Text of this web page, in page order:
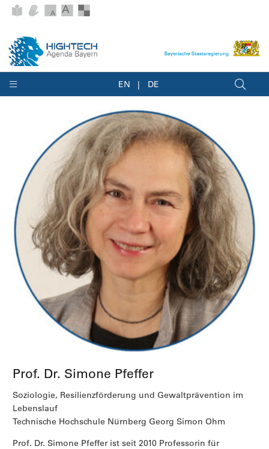
EN DE
Prof. Dr. Simone Pfeffer
Soziologie, Resilienzförderung und Gewaltprävention im
Lebenslauf
Technische Hochschule Nürnberg Georg Simon Ohm
Prof. Dr. Simone Pfeffer ist seit 2010 Professorin für